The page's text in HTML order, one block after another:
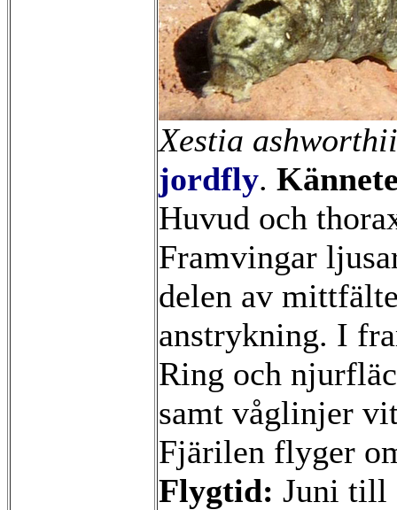
Xestia ashworthii
jordfly.
Huvud och
Framvingar
delen av
anstrykning. I
Ring och
samt våglinjer
Fjärilen flyger
Flygtid: Juni till